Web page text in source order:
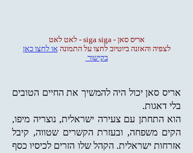
אריס סאן - siga siga - לאט לאט
לצפיה והאזנה ביוטיוב לחצו על התמונהאו לחצו כאן
בקישור
אריס סאן יכול היה להמשיך את החיים הטובים
בלי דאגות.
הוא התחתן עם צעירה ישראלית, נוצריה מיפו,
הקים משפחה, ובעזרת הקשרים שטווה, קיבל
אזרחות ישראלית. הקהל שלו הזרים לכיסיו כסף